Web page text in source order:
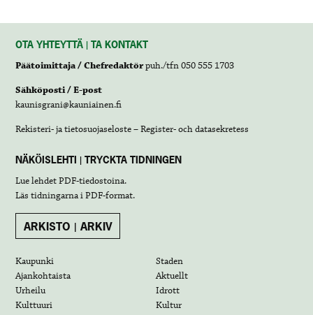
OTA YHTEYTTÄ | TA KONTAKT
Päätoimittaja / Chefredaktörpuh./tfn 050 555 1703
Sähköposti / E-post
kaunisgrani@kauniainen.fi
Rekisteri- ja tietosuojaseloste – Register- och datasekretess
NÄKÖISLEHTI | TRYCKTA TIDNINGEN
Lue lehdetPDF-tiedostoina.
Läs tidningarna iPDF-format.
ARKISTO | ARKIV
Kaupunki
Staden
Ajankohtaista
Aktuellt
Urheilu
Idrott
Kulttuuri
Kultur